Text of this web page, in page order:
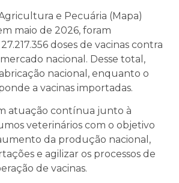
e Pecuária (Mapa)
maio de 2026, foram
doses de vacinas contra
nacional. Desse total,
nacional, enquanto o
a vacinas importadas.
atuação contínua junto à
veterinários com o objetivo
da produção nacional,
e agilizar os processos de
de vacinas.